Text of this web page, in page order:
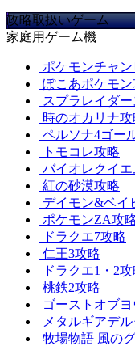
攻略取扱いゲーム
家庭用ゲーム機
ポケモンチャ
ぽこあポケモン
スプラレイダ
時のオカリナ攻
ペルソナ4ゴー
トモコレ攻略
バイオレクイエ
紅の砂漠攻略
デイモン&ベイ
ポケモンZA攻
ドラクエ7攻略
仁王3攻略
ドラクエ1・2攻
桃鉄2攻略
ゴーストオブ
メタルギアデ
牧場物語 風の